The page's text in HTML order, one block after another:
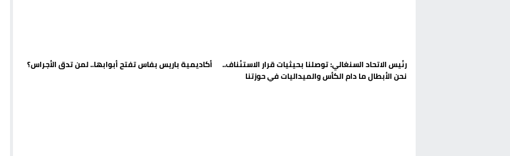
الحكومة الإسبانية تعلن عن ميزانية استثنائية بقيمة 25 مليون يورو لرعاية القاصرين في سبتة
قطاع نقل البضائع بالمغرب يلوح بإضراب وطني جراء ارتفاع أسعار الوقود
رئيس الاتحاد السنغالي: توصلنا بحيثيات قرار الاستئناف..
نحن الأبطال ما دام الكأس والميداليات في حوزتنا
أكاديمية باريس بفاس تفتح أبوابها.. لمن تدق الأجراس؟